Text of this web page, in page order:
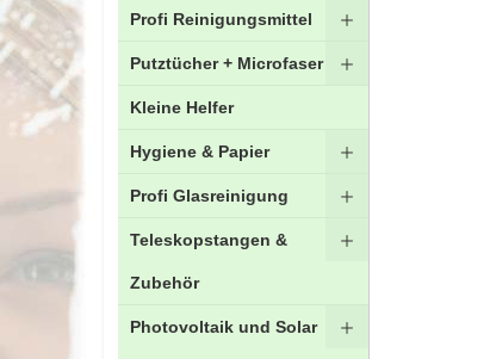
Profi Reinigungsmittel
Putztücher + Microfaser
Kleine Helfer
Hygiene & Papier
Profi Glasreinigung
Teleskopstangen &
Zubehör
Photovoltaik und Solar